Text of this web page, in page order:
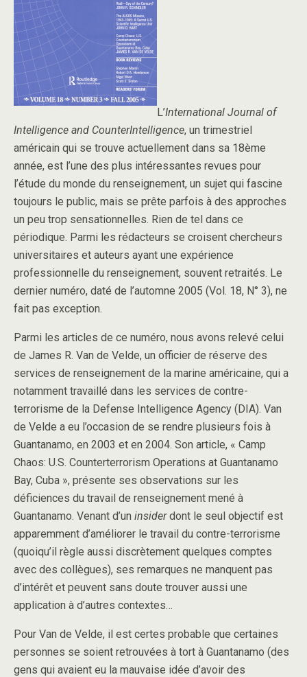
L’International Journal of
Intelligence and CounterIntelligence, un trimestriel
américain qui se trouve actuellement dans sa 18ème
année, est l’une des plus intéressantes revues pour
l’étude du monde du renseignement, un sujet qui fascine
toujours le public, mais se prête parfois à des approches
un peu trop sensationnelles. Rien de tel dans ce
périodique. Parmi les rédacteurs se croisent chercheurs
universitaires et auteurs ayant une expérience
professionnelle du renseignement, souvent retraités. Le
dernier numéro, daté de l’automne 2005 (Vol. 18, N° 3), ne
fait pas exception.
Parmi les articles de ce numéro, nous avons relevé celui
de James R. Van de Velde, un officier de réserve des
services de renseignement de la marine américaine, qui a
notamment travaillé dans les services de contre-
terrorisme de la Defense Intelligence Agency (DIA). Van
de Velde a eu l’occasion de se rendre plusieurs fois à
Guantanamo, en 2003 et en 2004. Son article, « Camp
Chaos: U.S. Counterterrorism Operations at Guantanamo
Bay, Cuba », présente ses observations sur les
déficiences du travail de renseignement mené à
Guantanamo. Venant d’un insiderdont le seul objectif est
apparemment d’améliorer le travail du contre-terrorisme
(quoiqu’il règle aussi discrètement quelques comptes
avec des collègues), ses remarques ne manquent pas
d’intérêt et peuvent sans doute trouver aussi une
application à d’autres contextes…
Pour Van de Velde, il est certes probable que certaines
personnes se soient retrouvées à tort à Guantanamo (des
gens qui avaient eu la mauvaise idée d’avoir des